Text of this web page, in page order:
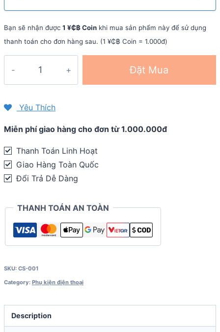
Bạn sẽ nhận được 1 ¥₵฿ Coin khi mua sản phẩm này để sử dụng
thanh toán cho đơn hàng sau. (1 ¥₵฿ Coin = 1.000đ)
iPhone
dẻo
trong
suốt
quantity
Đặt Mua
Yêu Thích
Miễn phí giao hàng cho đơn từ 1.000.000đ
Thanh Toán Linh Hoạt
Giao Hàng Toàn Quốc
Đổi Trả Dễ Dàng
THANH TOÁN AN TOÀN
SKU: CS-001
Category: Phụ kiện điện thoại
Description